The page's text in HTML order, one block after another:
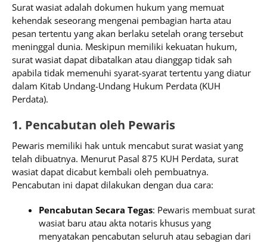
Surat wasiat adalah dokumen hukum yang memuat
kehendak seseorang mengenai pembagian harta atau
pesan tertentu yang akan berlaku setelah orang tersebut
meninggal dunia. Meskipun memiliki kekuatan hukum,
surat wasiat dapat dibatalkan atau dianggap tidak sah
apabila tidak memenuhi syarat-syarat tertentu yang diatur
dalam Kitab Undang-Undang Hukum Perdata (KUH
Perdata).
1. Pencabutan oleh Pewaris
Pewaris memiliki hak untuk mencabut surat wasiat yang
telah dibuatnya. Menurut Pasal 875 KUH Perdata, surat
wasiat dapat dicabut kembali oleh pembuatnya.
Pencabutan ini dapat dilakukan dengan dua cara:
Pencabutan Secara Tegas: Pewaris membuat surat
wasiat baru atau akta notaris khusus yang
menyatakan pencabutan seluruh atau sebagian dari